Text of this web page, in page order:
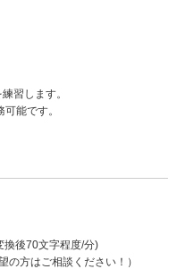
習します。
能です。
換後70文字程度/分)
の方はご相談ください！）